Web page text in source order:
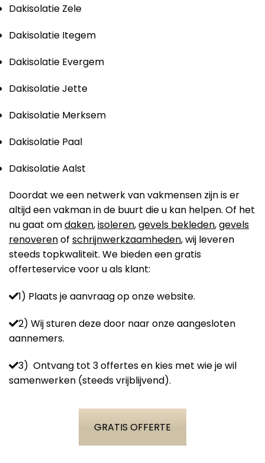
Dakisolatie Zele
Dakisolatie Itegem
Dakisolatie Evergem
Dakisolatie Jette
Dakisolatie Merksem
Dakisolatie Paal
Dakisolatie Aalst
Doordat we een netwerk van vakmensen zijn is er
altijd een vakman in de buurt die u kan helpen. Of het
nu gaat omdaken,isoleren,gevels bekleden,gevels
renoverenof schrijnwerkzaamheden, wij leveren
steeds topkwaliteit. We bieden een gratis
offerteservice voor u als klant:
1) Plaats je aanvraag op onze website.
2) Wij sturen deze door naar onze aangesloten
aannemers.
3) Ontvang tot 3 offertes en kies met wie je wil
samenwerken (steeds vrijblijvend).
GRATIS OFFERTE